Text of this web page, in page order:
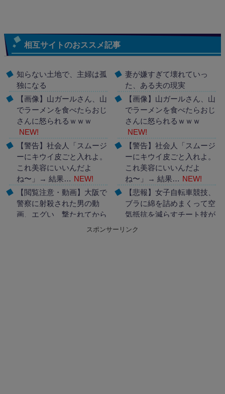
相互サイトのおススメ記事
知らない土地で、主婦は孤
独になる
【画像】山ガールさん、山
でラーメンを食べたらおじ
さんに怒られるｗｗｗ
NEW!
【警告】社会人「スムージ
ーにキウイ皮ごと入れよ。
これ美容にいいんだよ
ね〜」→ 結果…
NEW!
【閲覧注意・動画】大阪で
警察に射殺された男の動
画、エグい 撃たれてから
叫びながら苦しみもがいて
妻が嫌すぎて壊れていっ
た、ある夫の現実
【画像】山ガールさん、山
でラーメンを食べたらおじ
さんに怒られるｗｗｗ
NEW!
【警告】社会人「スムージ
ーにキウイ皮ごと入れよ。
これ美容にいいんだよ
ね〜」→ 結果…
NEW!
【悲報】女子自転車競技、
ブラに綿を詰めまくって空
気抵抗を減らすチート技が
発覚ｗｗｗ
スポンサーリンク